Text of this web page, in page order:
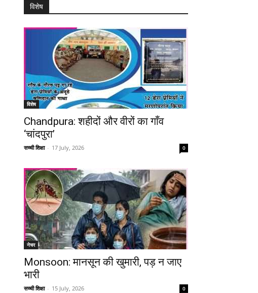
विशेष
विशेष
Chandpura: शहीदों और वीरों का गाँव
‘चांदपुरा’
सच्ची शिक्षा - 17 July, 2026 0
नेचर
Monsoon: मानसून की खुमारी, पड़ न जाए
भारी
सच्ची शिक्षा - 15 July, 2026 0